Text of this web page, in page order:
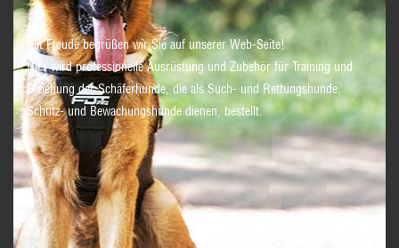
Mit Freude begrüßen wir Sie auf unserer Web-Seite!
Hier wird professionelle Ausrüstung und Zubehör für Training und
Erziehung der Schäferhunde, die als Such- und Rettungshunde,
Schutz- und Bewachungshunde dienen, bestellt.